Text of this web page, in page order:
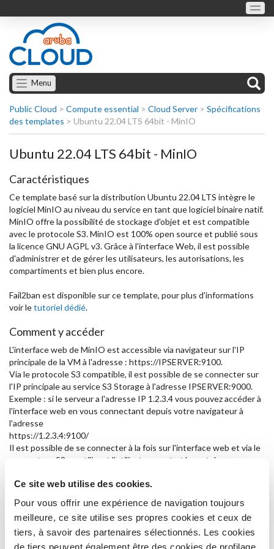
Ce site web utilise des cookies.
Pour vous offrir une expérience de navigation toujours
meilleure, ce site utilise ses propres cookies et ceux de
tiers, à savoir des partenaires sélectionnés. Les cookies
de tiers peuvent également être des cookies de profilage.
Menu
Public Cloud > Compute essential > Cloud Server > Spécifications
des templates > Ubuntu 22.04 LTS 64bit - MinIO
Ubuntu 22.04 LTS 64bit - MinIO
Caractéristiques
Ce template basé sur la distribution Ubuntu 22.04 LTS intègre le
logiciel MinIO au niveau du service en tant que logiciel binaire natif.
MinIO offre la possibilité de stockage d'objet et est compatible
avec le protocole S3. MinIO est 100% open source et publié sous
la licence GNU AGPL v3. Grâce à l'interface Web, il est possible
d'administrer et de gérer les utilisateurs, les autorisations, les
compartiments et bien plus encore.
Fail2ban est disponible sur ce template, pour plus d'informations
voir letutoriel dédié.
Comment y accéder
L'interface web de MinIO est accessible via navigateur sur l'IP
principale de la VM à l'adresse : https://IPSERVER:9100.
Via le protocole S3 compatible, il est possible de se connecter sur
l'IP principale au service S3 Storage à l'adresse IPSERVER:9000.
Exemple : si le serveur a l'adresse IP 1.2.3.4 vous pouvez accéder à
l'interface web en vous connectant depuis votre navigateur à
l'adresse
https://1.2.3.4:9100/
Il est possible de se connecter à la fois sur l'interface web et via le
connecteur S3 en utilisant l'utilisateur root et le mot de passe
Le certificat inséré est généré lors de la création de la VM et est
Des instructions supplémentaires pour mettre en œuvre des
certificats personnels et d'autres options sont disponibles dans la
documentation officielle à la page :
https://docs.min.io/minio/baremetal/reference/minio-server/minio-